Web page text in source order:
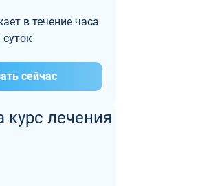
в течение часа
сейчас